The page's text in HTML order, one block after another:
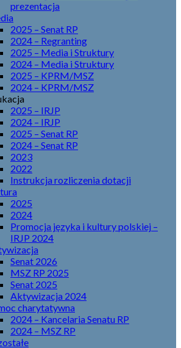
prezentacja
2025 – Senat RP
2024 – Regranting
2025 – Media i Struktury
2024 – Media i Struktury
2025 – KPRM/MSZ
2024 – KPRM/MSZ
2025 – IRJP
2024 – IRJP
2025 – Senat RP
2024 – Senat RP
2023
2022
Instrukcja rozliczenia dotacji
2025
2024
Promocja języka i kultury polskiej –
IRJP 2024
Senat 2026
MSZ RP 2025
Senat 2025
Aktywizacja 2024
charytatywna
2024 – Kancelaria Senatu RP
2024 – MSZ RP